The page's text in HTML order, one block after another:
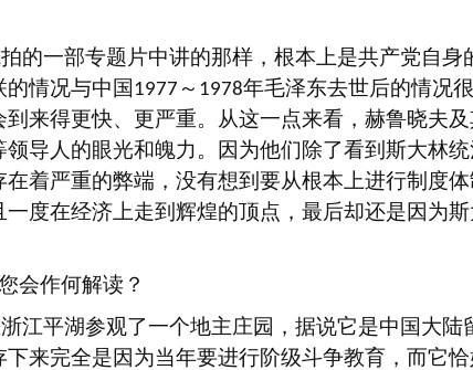
的一部专题片中讲的那样，根本上是共产党自身
情况与中国 1977 ～ 1978年毛泽东去世后的情况很
来得更快、更严重。从这一点来看，赫鲁晓夫
导人的眼光和魄力。因为他们除了看到斯大林
着严重的弊端，没有想到要从根本上进行制度
度在经济上走到辉煌的顶点，最后却还是因为
您会作何解读？
江平湖参观了一个地主庄园，据说它是中国大陆
来完全是因为当年要进行阶级斗争教育，而它